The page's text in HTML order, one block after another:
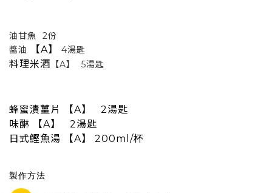
油甘魚 2份
醬油
【A】 4湯匙
料理米酒 【A】 5湯匙
蜂蜜漬薑片 【A】
2湯匙
味醂
【A】
2湯匙
日式鰹魚湯
【A】 200ml/杯
製作方法